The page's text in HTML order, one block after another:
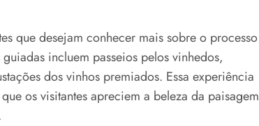
que desejam conhecer mais sobre o processo
incluem passeios pelos vinhedos,
dos vinhos premiados. Essa experiência
os visitantes apreciem a beleza da paisagem